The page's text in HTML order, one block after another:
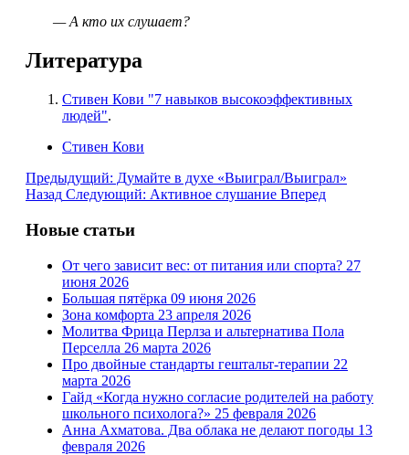
— А кто их слушает?
Литература
Стивен Кови "7 навыков высокоэффективных
людей".
Стивен Кови
Предыдущий: Думайте в духе «Выиграл/Выиграл»
Назад Следующий: Активное слушание Вперед
Новые статьи
От чего зависит вес: от питания или спорта? 27
июня 2026
Большая пятёрка 09 июня 2026
Зона комфорта 23 апреля 2026
Молитва Фрица Перлза и альтернатива Пола
Перселла 26 марта 2026
Про двойные стандарты гештальт-терапии 22
марта 2026
Гайд «Когда нужно согласие родителей на работу
школьного психолога?» 25 февраля 2026
Анна Ахматова. Два облака не делают погоды 13
февраля 2026